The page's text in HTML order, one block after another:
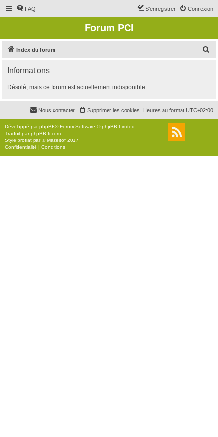
FAQ Connexion
S’enregistrer
Forum PCI
Index du forum
r
c
r
Informations
Désolé, mais ce forum est actuellement indisponible.
Heures au format UTC+02:00
Supprimer les cookies
Nous contacter
Développé parphpBB® Forum Software © phpBB Limited
Traduit parphpBB-fr.com
Style proflat par ©Mazeltof 2017
Confidentialité | Conditions